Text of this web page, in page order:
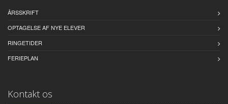
ÅRSSKRIFT
OPTAGELSE AF NYE ELEVER
RINGETIDER
FERIEPLAN
Kontakt os